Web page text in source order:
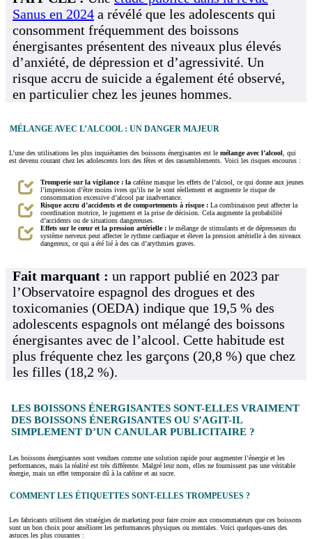
Sanus en 2024 a révélé que les adolescents qui
consomment fréquemment des boissons
énergisantes présentent des niveaux plus élevés
d’anxiété, de dépression et d’agressivité. Un
risque accru de suicide a également été observé,
en particulier chez les jeunes hommes.
MÉLANGE AVEC L’ALCOOL : UN DANGER MAJEUR
L’une des utilisations les plus inquiétantes des boissons énergisantes est le mélange avec l’alcool , qui
est devenu courant chez les adolescents lors des fêtes et des rassemblements. Voici les risques encourus :
Tromperie sur la vigilance : la caféine masque les effets de l’alcool, ce qui donne aux jeunes
l’impression d’être moins ivres qu’ils ne le sont réellement et augmente le risque de
consommation excessive d’alcool par inadvertance.
Risque accru d’accidents et de comportements à risque : La combinaison peut affecter la
coordination motrice, le jugement et la prise de décision. Cela augmente la probabilité
d’accidents ou de situations dangereuses.
Effets sur le cœur et la pression artérielle : le mélange de stimulants et de dépresseurs du
système nerveux peut affecter le rythme cardiaque et élever la pression artérielle à des niveaux
dangereux, ce qui a été lié à des cas d’arythmies graves.
Fait marquant : un rapport publié en 2023 par
l’Observatoire espagnol des drogues et des
toxicomanies (OEDA) indique que 19,5 % des
adolescents espagnols ont mélangé des boissons
énergisantes avec de l’alcool. Cette habitude est
plus fréquente chez les garçons (20,8 %) que chez
les filles (18,2 %).
LES BOISSONS ÉNERGISANTES SONT-ELLES VRAIMENT
DES BOISSONS ÉNERGISANTES OU S’AGIT-IL
SIMPLEMENT D’UN CANULAR PUBLICITAIRE ?
Les boissons énergisantes sont vendues comme une solution rapide pour augmenter l’énergie et les
performances, mais la réalité est très différente. Malgré leur nom, elles ne fournissent pas une véritable
énergie, mais un effet temporaire dû à la caféine et au sucre.
COMMENT LES ÉTIQUETTES SONT-ELLES TROMPEUSES ?
Les fabricants utilisent des stratégies de marketing pour faire croire aux consommateurs que ces boissons
sont un bon choix pour améliorer les performances physiques ou mentales. Voici quelques-unes des
astuces les plus courantes :